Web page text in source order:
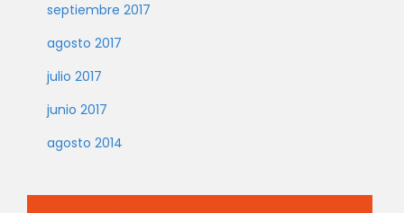
septiembre 2017
agosto 2017
julio 2017
junio 2017
agosto 2014